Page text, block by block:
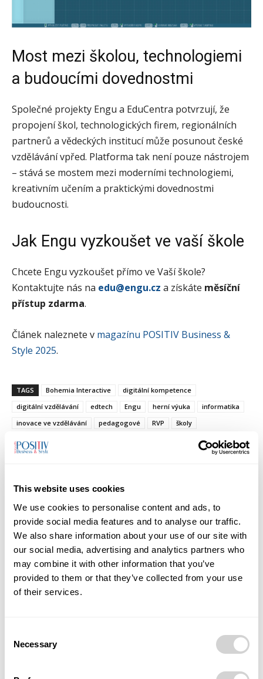
This website uses cookies
We use cookies to personalise content and ads, to
provide social media features and to analyse our traffic.
We also share information about your use of our site with
our social media, advertising and analytics partners who
may combine it with other information that you’ve
provided to them or that they’ve collected from your use
of their services.
Selection
Necessary
Most mezi školou, technologiemi
a budoucími dovednostmi
Společné projekty Engu a EduCentra potvrzují, že
propojení škol, technologických firem, regionálních
partnerů a vědeckých institucí může posunout české
vzdělávání vpřed. Platforma tak není pouze nástrojem
– stává se mostem mezi moderními technologiemi,
kreativním učením a praktickými dovednostmi
budoucnosti.
Jak Engu vyzkoušet ve vaší škole
Chcete Engu vyzkoušet přímo ve Vaší škole?
Kontaktujte nás na edu@engu.cz a získáte měsíční
přístup zdarma.
Článek naleznete v magazínu POSITIV Business &
Style 2025.
TAGS Bohemia Interactive
digitální kompetence
digitální vzdělávání
edtech Engu herní výuka
informatika
inovace ve vzdělávání
pedagogové RVP
školy
Předchozí článek
Ředitel krajského úřadu
Tomáš Kotyza obdržel cenu
Českého červeného kříže
Další článek
Češi slaví Vánoce tradičně:
doma, s rodinou a stále
častěji s umělým